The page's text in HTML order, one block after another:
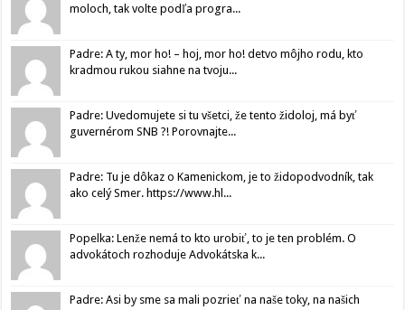
moloch, tak volte podľa progra...
Padre: A ty, mor ho! – hoj, mor ho! detvo môjho rodu, kto
kradmou rukou siahne na tvoju...
Padre: Uvedomujete si tu všetci, že tento židoloj, má byť
guvernérom SNB ?! Porovnajte...
Padre: Tu je dôkaz o Kamenickom, je to židopodvodník, tak
ako celý Smer. https://www.hl...
Popelka: Lenže nemá to kto urobiť, to je ten problém. O
advokátoch rozhoduje Advokátska k...
Padre: Asi by sme sa mali pozrieť na naše toky, na našich